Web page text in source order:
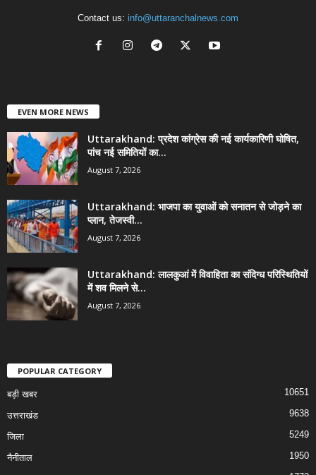
Contact us: info@uttaranchalnews.com
EVEN MORE NEWS
Uttarakhand: प्रदेश कांग्रेस की नई कार्यकारिणी घोषित,
पांच नई समितियों का...
August 7, 2026
Uttarakhand: भाजपा का युवाओं को सनातन से जोड़ने का
प्लान, तेजस्वी...
August 7, 2026
Uttarakhand: लालकुआं में विवाहिता का संदिग्ध परिस्थितियों
में शव मिलने से...
August 7, 2026
POPULAR CATEGORY
बड़ी खबर 10651
उत्तराखंड 9638
जिला 5249
नैनीताल 1950